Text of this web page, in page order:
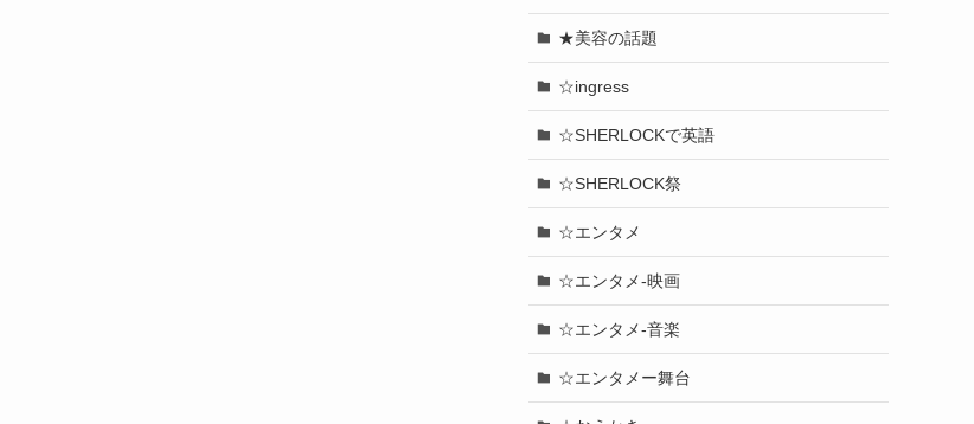
★美容の話題
☆ingress
☆SHERLOCKで英語
☆SHERLOCK祭
☆エンタメ
☆エンタメ-映画
☆エンタメ-音楽
☆エンタメー舞台